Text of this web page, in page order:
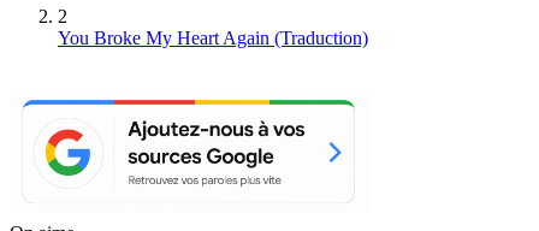
2
You Broke My Heart Again (Traduction)